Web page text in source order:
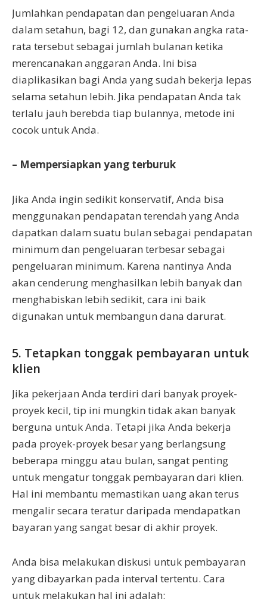
Jumlahkan pendapatan dan pengeluaran Anda
dalam setahun, bagi 12, dan gunakan angka rata-
rata tersebut sebagai jumlah bulanan ketika
merencanakan anggaran Anda. Ini bisa
diaplikasikan bagi Anda yang sudah bekerja lepas
selama setahun lebih. Jika pendapatan Anda tak
terlalu jauh berebda tiap bulannya, metode ini
cocok untuk Anda.
– Mempersiapkan yang terburuk
Jika Anda ingin sedikit konservatif, Anda bisa
menggunakan pendapatan terendah yang Anda
dapatkan dalam suatu bulan sebagai pendapatan
minimum dan pengeluaran terbesar sebagai
pengeluaran minimum. Karena nantinya Anda
akan cenderung menghasilkan lebih banyak dan
menghabiskan lebih sedikit, cara ini baik
digunakan untuk membangun dana darurat.
5. Tetapkan tonggak pembayaran untuk
klien
Jika pekerjaan Anda terdiri dari banyak proyek-
proyek kecil, tip ini mungkin tidak akan banyak
berguna untuk Anda. Tetapi jika Anda bekerja
pada proyek-proyek besar yang berlangsung
beberapa minggu atau bulan, sangat penting
untuk mengatur tonggak pembayaran dari klien.
Hal ini membantu memastikan uang akan terus
mengalir secara teratur daripada mendapatkan
bayaran yang sangat besar di akhir proyek.
Anda bisa melakukan diskusi untuk pembayaran
yang dibayarkan pada interval tertentu. Cara
untuk melakukan hal ini adalah: